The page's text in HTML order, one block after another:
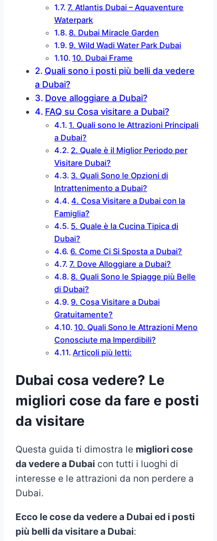
7. Atlantis Dubai – Aquaventure
Waterpark
8. Dubai Miracle Garden
9. Wild Wadi Water Park Dubai
10. Dubai Frame
Quali sono i posti più belli da vedere
a Dubai?
Dove alloggiare a Dubai?
FAQ su Cosa visitare a Dubai?
1. Quali sono le Attrazioni Principali
a Dubai?
2. Quale è il Miglior Periodo per
Visitare Dubai?
3. Quali Sono le Opzioni di
Intrattenimento a Dubai?
4. Cosa Visitare a Dubai con la
Famiglia?
5. Quale è la Cucina Tipica di
Dubai?
6. Come Ci Si Sposta a Dubai?
7. Dove Alloggiare a Dubai?
8. Quali Sono le Spiagge più Belle
di Dubai?
9. Cosa Visitare a Dubai
Gratuitamente?
10. Quali Sono le Attrazioni Meno
Conosciute ma Imperdibili?
Articoli più letti:
Dubai cosa vedere? Le
migliori cose da fare e posti
da visitare
Questa guida ti dimostra le migliori cose
da vedere a Dubai con tutti i luoghi di
interesse e le attrazioni da non perdere a
Dubai.
Ecco le cose da vedere a Dubai ed i posti
più belli da visitare a Dubai: